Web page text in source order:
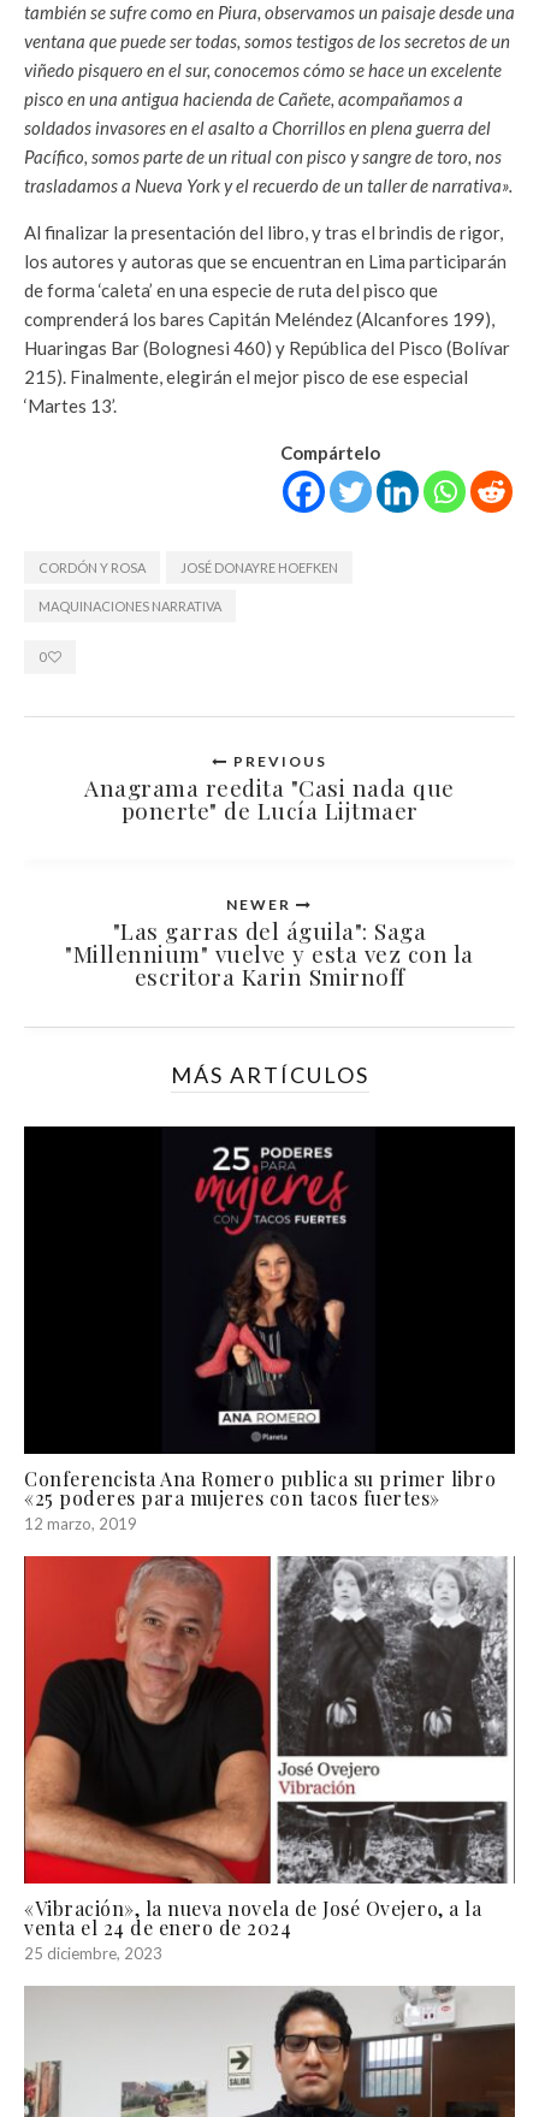
también se sufre como en Piura, observamos un paisaje desde una
ventana que puede ser todas, somos testigos de los secretos de un
viñedo pisquero en el sur, conocemos cómo se hace un excelente
pisco en una antigua hacienda de Cañete, acompañamos a
soldados invasores en el asalto a Chorrillos en plena guerra del
Pacífico, somos parte de un ritual con pisco y sangre de toro, nos
trasladamos a Nueva York y el recuerdo de un taller de narrativa».
Al finalizar la presentación del libro, y tras el brindis de rigor,
los autores y autoras que se encuentran en Lima participarán
de forma ‘caleta’ en una especie de ruta del pisco que
comprenderá los bares Capitán Meléndez (Alcanfores 199),
Huaringas Bar (Bolognesi 460) y República del Pisco (Bolívar
215). Finalmente, elegirán el mejor pisco de ese especial
‘Martes 13’.
Compártelo
CORDÓN Y ROSA JOSÉ DONAYRE HOEFKEN
MAQUINACIONES NARRATIVA
0
PREVIOUS
Anagrama reedita "Casi nada que
ponerte" de Lucía Lijtmaer
NEWER
"Las garras del águila": Saga
"Millennium" vuelve y esta vez con la
escritora Karin Smirnoff
MÁS ARTÍCULOS
Conferencista Ana Romero publica su primer libro
«25 poderes para mujeres con tacos fuertes»
12 marzo, 2019
«Vibración», la nueva novela de José Ovejero, a la
venta el 24 de enero de 2024
25 diciembre, 2023